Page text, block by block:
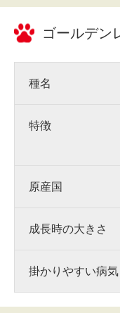
ゴールデン
種名
特徴
原産国
成長時の大きさ
掛かりやすい病気